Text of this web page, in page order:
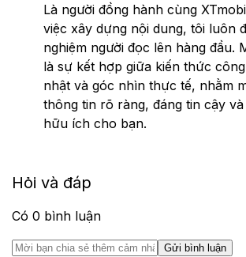
Là người đồng hành cùng
việc xây dựng nội dung, tôi luôn
nghiệm người đọc lên hàng đầu.
là sự kết hợp giữa kiến thức
nhật và góc nhìn thực tế, nhằm
thông tin rõ ràng, đáng tin cậy
hữu ích cho bạn.
Hỏi và đáp
Có 0 bình luận
Gửi bình luận